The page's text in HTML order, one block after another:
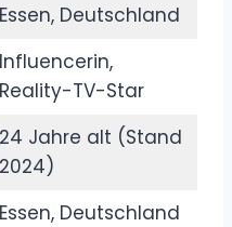
Essen, Deutschland
Influencerin,
Reality-TV-Star
24 Jahre alt (Stand
2024)
Essen, Deutschland